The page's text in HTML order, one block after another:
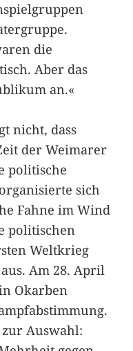
die
Aber das
an.«
nicht, dass
der Weimarer
politische
sich
Fahne im Wind
politischen
Weltkrieg
Am 28. April
Okarben
Auswahl: